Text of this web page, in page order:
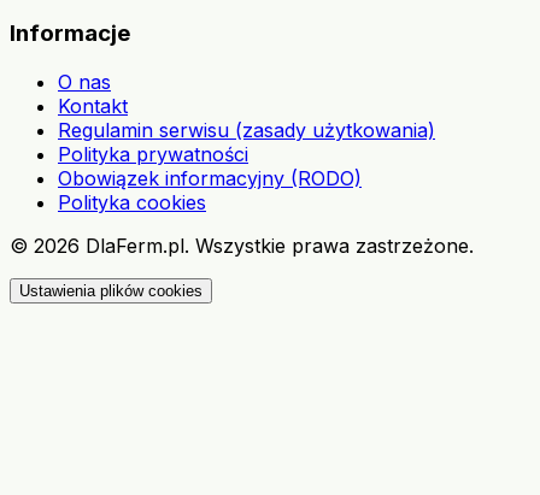
Informacje
O nas
Kontakt
Regulamin serwisu (zasady użytkowania)
Polityka prywatności
Obowiązek informacyjny (RODO)
Polityka cookies
© 2026 DlaFerm.pl. Wszystkie prawa zastrzeżone.
Ustawienia plików cookies